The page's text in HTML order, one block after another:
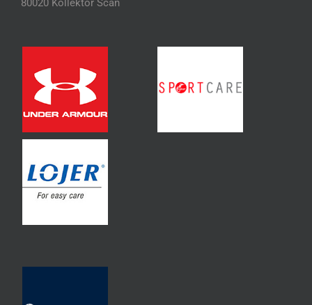
80020 Kollektor Scan